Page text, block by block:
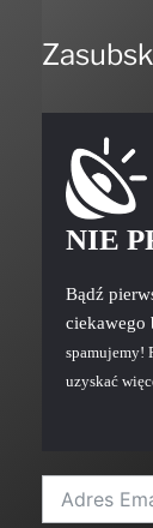
NIE
Bądź
ciekawego
spamujemy!
uzyskać